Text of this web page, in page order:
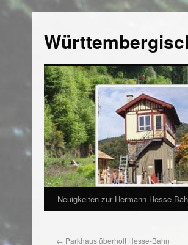
Neuigkeiten zur Hermann Hesse
← Parkhaus überholt Hesse-Bahn